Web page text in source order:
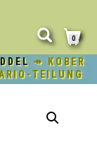
0
↠ KOBER
TEILUNG